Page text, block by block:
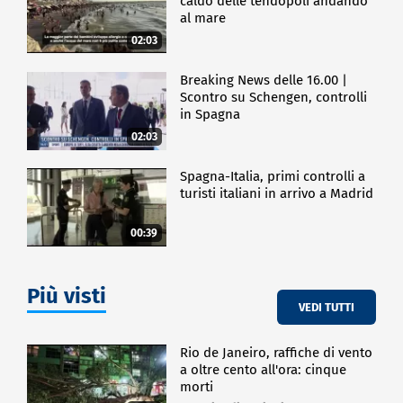
02:03
al mare
02:03
Breaking News delle 16.00 |
Scontro su Schengen, controlli
in Spagna
00:39
Spagna-Italia, primi controlli a
turisti italiani in arrivo a Madrid
Più visti VEDI TUTTI
Rio de Janeiro, raffiche di vento
a oltre cento all'ora: cinque
morti